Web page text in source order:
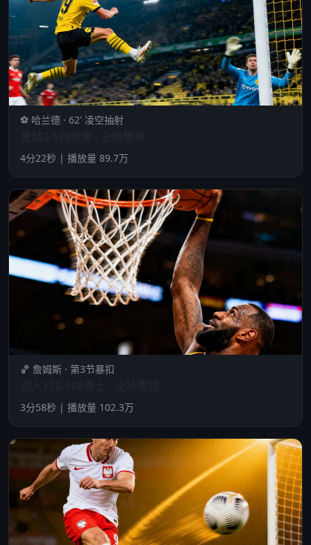
⚽ 哈兰德 · 62' 凌空抽射
4分22秒 | 播放量 89.7万
🏀 詹姆斯 · 第3节暴扣
3分58秒 | 播放量 102.3万